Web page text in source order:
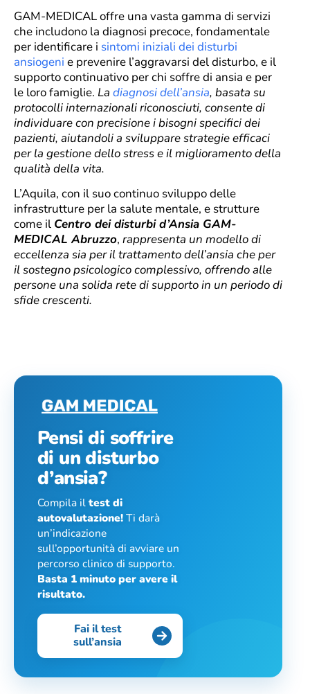
GAM-MEDICAL offre una vasta gamma di servizi
che includono la diagnosi precoce, fondamentale
per identificare i sintomi iniziali dei disturbi
ansiogeni e prevenire l’aggravarsi del disturbo, e il
supporto continuativo per chi soffre di ansia e per
le loro famiglie. La diagnosi dell’ansia, basata su
protocolli internazionali riconosciuti, consente di
individuare con precisione i bisogni specifici dei
pazienti, aiutandoli a sviluppare strategie efficaci
per la gestione dello stress e il miglioramento della
qualità della vita.
L’Aquila, con il suo continuo sviluppo delle
infrastrutture per la salute mentale, e strutture
come il Centro dei disturbi d’Ansia GAM-
MEDICAL Abruzzo, rappresenta un modello di
eccellenza sia per il trattamento dell’ansia che per
il sostegno psicologico complessivo, offrendo alle
persone una solida rete di supporto in un periodo di
sfide crescenti.
Pensi di soffrire
di un disturbo
d’ansia?
Compila iltest di
autovalutazione!Ti darà
un’indicazione
sull’opportunità di avviare un
percorso clinico di supporto.
Basta 1 minuto per avere il
risultato.
Fai il test
sull’ansia